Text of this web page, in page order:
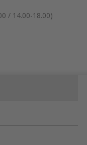
/ 14.00-18.00)